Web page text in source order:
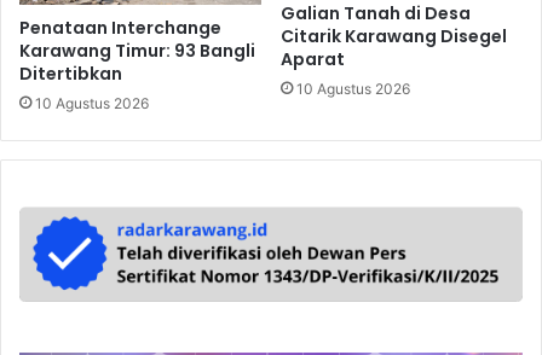
Penataan Interchange
Karawang Timur: 93 Bangli
Ditertibkan
10 Agustus 2026
Galian Tanah di Desa
Citarik Karawang Disegel
Aparat
10 Agustus 2026